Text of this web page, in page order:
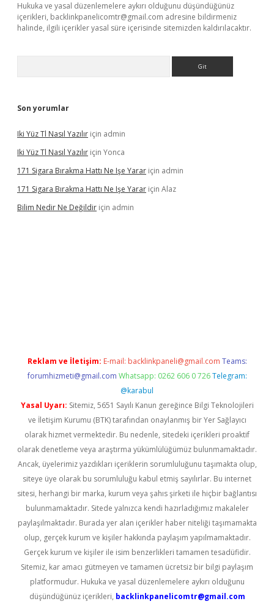
Hukuka ve yasal düzenlemelere aykırı olduğunu düşündüğünüz
içerikleri, backlinkpanelicomtr@gmail.com adresine bildirmeniz
halinde, ilgili içerikler yasal süre içerisinde sitemizden kaldırılacaktır.
Son yorumlar
Iki Yüz Tl Nasıl Yazılır için admin
Iki Yüz Tl Nasıl Yazılır için Yonca
171 Sigara Bırakma Hattı Ne Işe Yarar için admin
171 Sigara Bırakma Hattı Ne Işe Yarar için Alaz
Bilim Nedir Ne Değildir için admin
Reklam ve İletişim: E-mail: backlinkpaneli@gmail.com Teams:
forumhizmeti@gmail.com Whatsapp: 0262 606 0 726 Telegram:
@karabul
Yasal Uyarı: Sitemiz, 5651 Sayılı Kanun gereğince Bilgi Teknolojileri
ve İletişim Kurumu (BTK) tarafından onaylanmış bir Yer Sağlayıcı
olarak hizmet vermektedir. Bu nedenle, sitedeki içerikleri proaktif
olarak denetleme veya araştırma yükümlülüğümüz bulunmamaktadır.
Ancak, üyelerimiz yazdıkları içeriklerin sorumluluğunu taşımakta olup,
siteye üye olarak bu sorumluluğu kabul etmiş sayılırlar. Bu internet
sitesi, herhangi bir marka, kurum veya şahıs şirketi ile hiçbir bağlantısı
bulunmamaktadır. Sitede yalnızca kendi hazırladığımız makaleler
paylaşılmaktadır. Burada yer alan içerikler haber niteliği taşımamakta
olup, gerçek kurum ve kişiler hakkında paylaşım yapılmamaktadır.
Gerçek kurum ve kişiler ile isim benzerlikleri tamamen tesadüfidir.
Sitemiz, kar amacı gütmeyen ve tamamen ücretsiz bir bilgi paylaşım
platformudur. Hukuka ve yasal düzenlemelere aykırı olduğunu
düşündüğünüz içerikleri, backlinkpanelicomtr@gmail.com